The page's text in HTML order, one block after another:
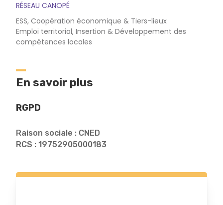
RÉSEAU CANOPÉ
ESS, Coopération économique & Tiers-lieux
Emploi territorial, Insertion & Développement des
compétences locales
En savoir plus
RGPD
Raison sociale : CNED
RCS : 19752905000183